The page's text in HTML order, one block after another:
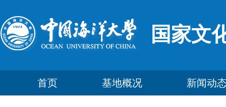
国家文
首页 基地概况 新闻动